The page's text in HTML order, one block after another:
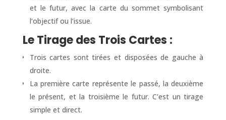
et le futur, avec la carte du sommet symbolisant
l’objectif ou l’issue.
Le Tirage des Trois Cartes :
Trois cartes sont tirées et disposées de gauche à
droite.
La première carte représente le passé, la deuxième
le présent, et la troisième le futur. C’est un tirage
simple et direct.